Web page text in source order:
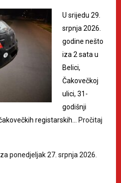
U srijedu 29.
srpnja 2026.
godine nešto
iza 2 sata u
Belici,
Čakovečkoj
ulici, 31-
godišnji
registarskih… Pročitaj
ponedjeljak 27. srpnja 2026.